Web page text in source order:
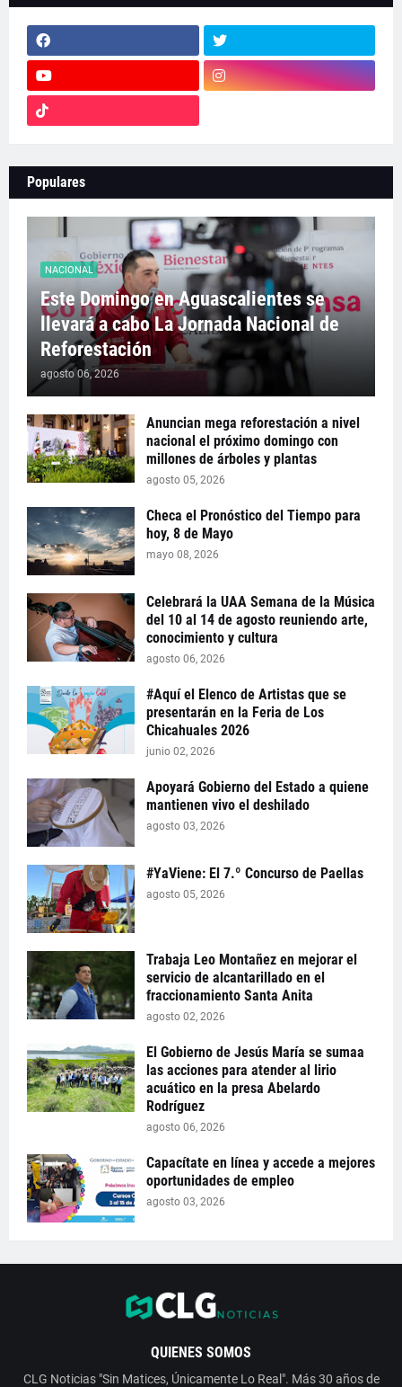
Populares
NACIONAL
Este Domingo en Aguascalientes se
llevará a cabo La Jornada Nacional de
Reforestación
agosto 06, 2026
Anuncian mega reforestación a nivel
nacional el próximo domingo con
millones de árboles y plantas
agosto 05, 2026
Checa el Pronóstico del Tiempo para
hoy, 8 de Mayo
mayo 08, 2026
Celebrará la UAA Semana de la Música
del 10 al 14 de agosto reuniendo arte,
conocimiento y cultura
agosto 06, 2026
#Aquí el Elenco de Artistas que se
presentarán en la Feria de Los
Chicahuales 2026
junio 02, 2026
Apoyará Gobierno del Estado a quiene
mantienen vivo el deshilado
agosto 03, 2026
#YaViene: El 7.º Concurso de Paellas
agosto 05, 2026
Trabaja Leo Montañez en mejorar el
servicio de alcantarillado en el
fraccionamiento Santa Anita
agosto 02, 2026
El Gobierno de Jesús María se sumaa
las acciones para atender al lirio
acuático en la presa Abelardo
Rodríguez
agosto 06, 2026
Capacítate en línea y accede a mejores
oportunidades de empleo
agosto 03, 2026
QUIENES SOMOS
CLG Noticias "Sin Matices, Únicamente Lo Real". Más 30 años de